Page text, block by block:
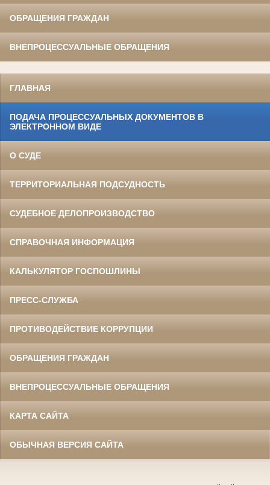
ОБРАЩЕНИЯ ГРАЖДАН
ВНЕПРОЦЕССУАЛЬНЫЕ ОБРАЩЕНИЯ
ГЛАВНАЯ
ПОДАЧА ПРОЦЕССУАЛЬНЫХ ДОКУМЕНТОВ В
ЭЛЕКТРОННОМ ВИДЕ
О СУДЕ
ТЕРРИТОРИАЛЬНАЯ ПОДСУДНОСТЬ
СУДЕБНОЕ ДЕЛОПРОИЗВОДСТВО
СПРАВОЧНАЯ ИНФОРМАЦИЯ
КАЛЬКУЛЯТОР ГОСПОШЛИНЫ
ПРЕСС-СЛУЖБА
ПРОТИВОДЕЙСТВИЕ КОРРУПЦИИ
ОБРАЩЕНИЯ ГРАЖДАН
ВНЕПРОЦЕССУАЛЬНЫЕ ОБРАЩЕНИЯ
КАРТА САЙТА
ОБЫЧНАЯ ВЕРСИЯ САЙТА